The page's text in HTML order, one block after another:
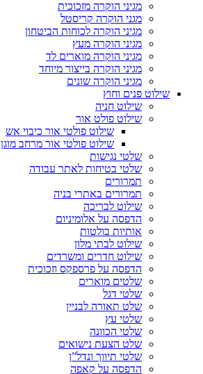
מגיני הוקרה מזכוכית
מגני הוקרה קריסטל
מגיני הוקרה לכוחות הביטחון
מגיני הוקרה מעץ
מגיני הוקרה מוארים לד
מגיני הוקרה בייצור מיוחד
מגיני הוקרה שונים
שילוט פנים וחוץ
שילוט חניה
שילוט פולט אור
שילוט פולטי אור כיבוי אש
שילוט פולטי אור מרחב מוגן
שלטי נגישות
שלטי בטיחות לאתר עבודה
תמרורים
תמרורים באתרי בניה
שילוט לבריכה
הדפסה על אלומיניום
אותיות בולטות
שילוט לבתי מלון
שילוט חדרים ומשרדים
הדפסה על פרספקס וזכוכית
שלטים מוארים
שלטי דגל
שלט תאורה לבניין
שלטי עץ
שלטי הכוונה
שלט הצעת נישואים
שלטי תיווך ונדל”ן
הדפסה על קאפה